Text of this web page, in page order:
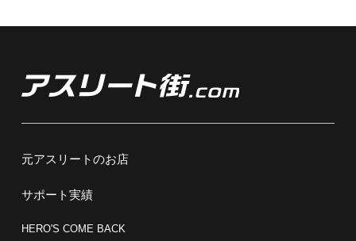
元アスリートのお店
サポート実績
HERO'S COME BACK